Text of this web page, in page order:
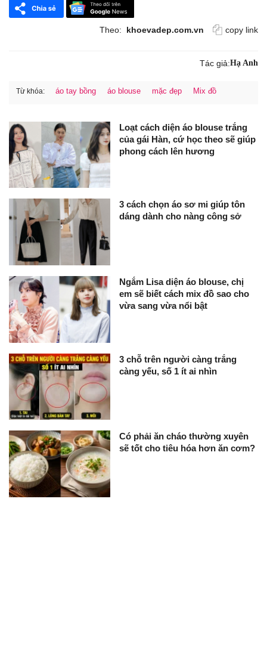
Theo: khoevadep.com.vn copy link
Tác giả:Hạ Anh
Từ khóa: áo tay bồng áo blouse mặc đẹp Mix đồ
Loạt cách diện áo blouse trắng
của gái Hàn, cứ học theo sẽ giúp
phong cách lên hương
3 cách chọn áo sơ mi giúp tôn
dáng dành cho nàng công sở
Ngắm Lisa diện áo blouse, chị
em sẽ biết cách mix đồ sao cho
vừa sang vừa nổi bật
3 chỗ trên người càng trắng
càng yếu, số 1 ít ai nhìn
Có phải ăn cháo thường xuyên
sẽ tốt cho tiêu hóa hơn ăn cơm?